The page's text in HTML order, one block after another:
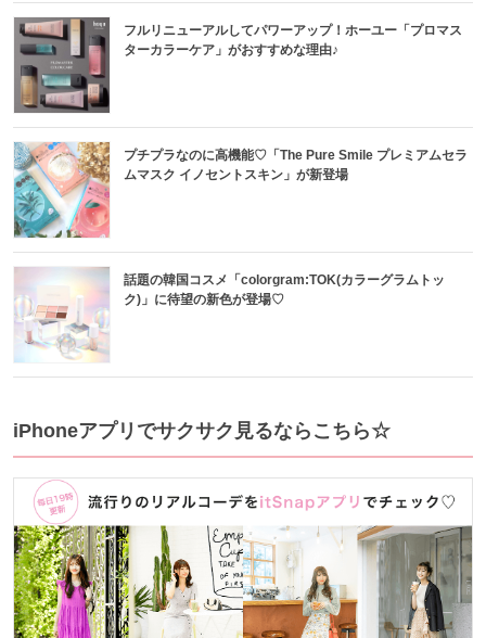
フルリニューアルしてパワーアップ！ホーユー「プロマス
ターカラーケア」がおすすめな理由♪
プチプラなのに高機能♡「The Pure Smile プレミアムセラ
ムマスク イノセントスキン」が新登場
話題の韓国コスメ「colorgram:TOK(カラーグラムトッ
ク)」に待望の新色が登場♡
iPhoneアプリでサクサク見るならこちら☆